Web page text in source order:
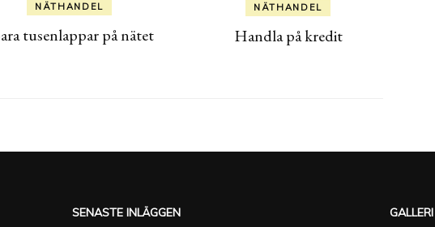
NÄTHANDEL
tusenlappar på nätet
NÄTHANDEL
Handla på kredit
SENASTE INLÄGGEN GALLERI